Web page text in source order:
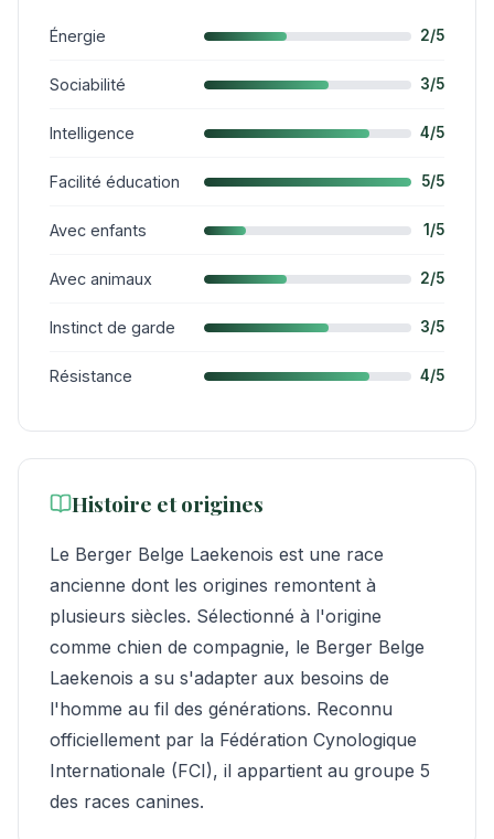
Énergie 2/5
Sociabilité 3/5
Intelligence 4/5
Facilité éducation 5/5
Avec enfants 1/5
Avec animaux 2/5
Instinct de garde 3/5
Résistance 4/5
Histoire et origines
Le Berger Belge Laekenois est une race
ancienne dont les origines remontent à
plusieurs siècles. Sélectionné à l'origine
comme chien de compagnie, le Berger Belge
Laekenois a su s'adapter aux besoins de
l'homme au fil des générations. Reconnu
officiellement par la Fédération Cynologique
Internationale (FCI), il appartient au groupe 5
des races canines.